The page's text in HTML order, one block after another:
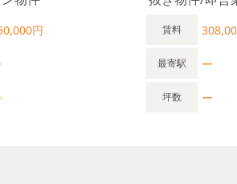
円 賃料
最寄駅 ー
坪数 ー